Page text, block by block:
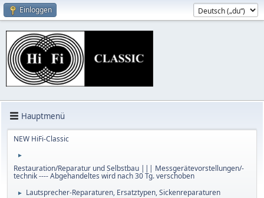
Einloggen
Hauptmenü
NEW HiFi-Classic
►
Restauration/Reparatur und Selbstbau ||| Messgerätevorstellungen/-
technik ---- Abgehandeltes wird nach 30 Tg. verschoben
► Lautsprecher-Reparaturen, Ersatztypen, Sickenreparaturen